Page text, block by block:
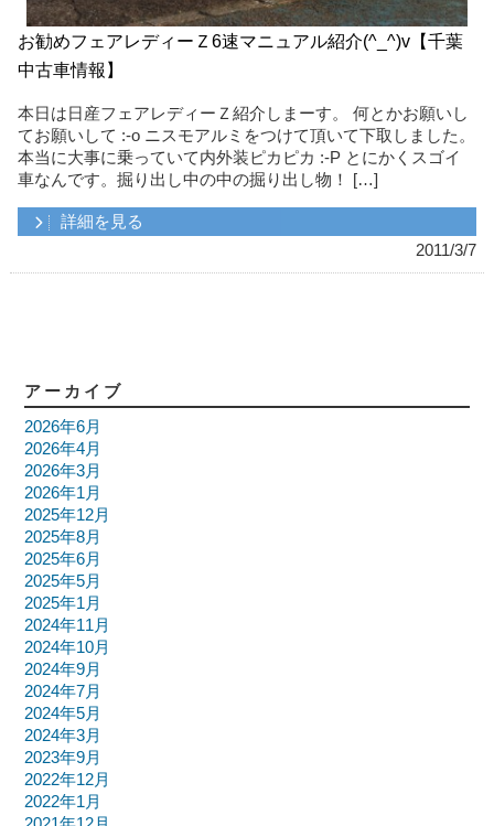
お勧めフェアレディーＺ6速マニュアル紹介(^_^)v【千葉
中古車情報】
本日は日産フェアレディーＺ紹介しまーす。 何とかお願いし
てお願いして :-o ニスモアルミをつけて頂いて下取しました。
本当に大事に乗っていて内外装ピカピカ :-P とにかくスゴイ
車なんです。掘り出し中の中の掘り出し物！ […]
詳細を見る
2011/3/7
アーカイブ
2026年6月
2026年4月
2026年3月
2026年1月
2025年12月
2025年8月
2025年6月
2025年5月
2025年1月
2024年11月
2024年10月
2024年9月
2024年7月
2024年5月
2024年3月
2023年9月
2022年12月
2022年1月